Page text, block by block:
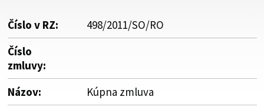
Číslo v RZ:
498/2011/SO/RO
Číslo
zmluvy:
Názov:
Kúpna zmluva